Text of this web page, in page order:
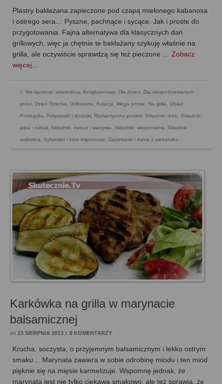
Plastry bakłażana zapieczone pod czapą mielonego kabanosa
i ostrego sera… Pyszne, pachnące i sycące. Jak i proste do
przygotowania. Fajna alternatywa dla klasycznych dań
grillowych, więc ja chętnie te bakłażany szykuję właśnie na
grilla, ale oczywiście sprawdzą się też pieczone … Zobacz
więcej…
'Nie-łączenie' składników, Bezglutenowa, Dla dzieci, Dla niespodziewanych
gości, Dzień Dziecka, Grillowane, Kolacja, Mega proste, Na grilla, Obiad ,
Przekąska, Przystawki i dodatki, Romantyczny posiłek, Składnik: drób, Składnik:
jajka i nabiał, Składnik: owoce i warzywa, Składnik: wieprzowina, Składnik:
wołowina, Sylwester i inne imprezowe, Zapiekanki i dania z piekarnika
Karkówka na grilla w marynacie
balsamicznej
on 23 SIERPNIA 2013 z 8 KOMENTARZY
Krucha, soczysta, o przyjemnym balsamicznym i lekko ostrym
smaku… Marynata zawiera w sobie odrobinę miodu i ten miód
pięknie się na mięsie karmelizuje. Wspomnę jednak, że
marynata jest nie tylko ciekawa smakowo, ale też sprawia, że